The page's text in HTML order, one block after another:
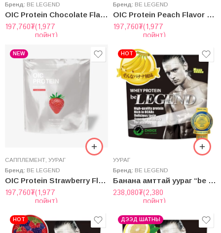
Бренд: BE LEGEND
OIC Protein Chocolate Flavor – Ойший Шоколадны Амтaт Уураг (Whey)
197,760₮(1,977
пойнт)
Бренд: BE LEGEND
OIC Protein Peach Flavor – Ойший Тоор Жимсний Амтaт Уураг (Whey)
197,760₮(1,977
пойнт)
NEW
САППЛЕМЕНТ УУРАГ
Бренд: BE LEGEND
OIC Protein Strawberry Flavor – Ойший Гүзээлзгэний Амтaт Уураг (Whey)
197,760₮(1,977
пойнт)
HOT
УУРАГ
Бренд: BE LEGEND
Банана амттай уураг “be Legend” Whey Protein
238,080₮(2,380
пойнт)
HOT ДЭЭД ШАТНЫ